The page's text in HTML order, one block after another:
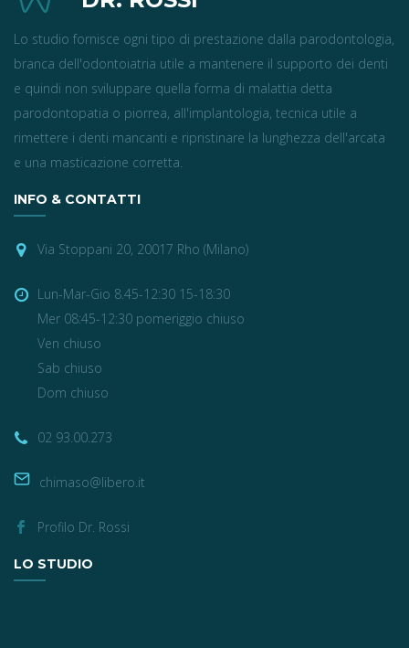
Lo studio fornisce ogni tipo di prestazione dalla parodontologia,
branca dell'odontoiatria utile a mantenere il supporto dei denti
e quindi non sviluppare quella forma di malattia detta
parodontopatia o piorrea, all'implantologia, tecnica utile a
rimettere i denti mancanti e ripristinare la lunghezza dell'arcata
e una masticazione corretta.
INFO & CONTATTI
Via Stoppani 20, 20017 Rho (Milano)
Lun-Mar-Gio 8.45-12:30 15-18:30
Mer 08:45-12:30 pomeriggio chiuso
Ven chiuso
Sab chiuso
Dom chiuso
02 93.00.273
chimaso@libero.it
Profilo Dr. Rossi
LO STUDIO